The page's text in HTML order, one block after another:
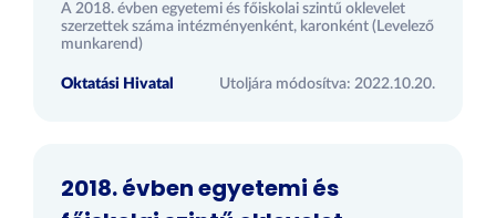
A 2018. évben egyetemi és főiskolai szintű oklevelet
szerzettek száma intézményenként, karonként (Levelező
munkarend)
Oktatási Hivatal Utoljára módosítva: 2022.10.20.
2018. évben egyetemi és